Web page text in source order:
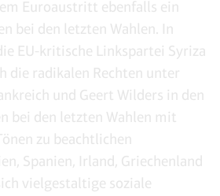
Euroaustritt ebenfalls ein
bei den letzten Wahlen. In
EU-kritische Linkspartei Syriza
die radikalen Rechten unter
und Geert Wilders in den
bei den letzten Wahlen mit
zu beachtlichen
Spanien, Irland, Griechenland
vielgestaltige soziale